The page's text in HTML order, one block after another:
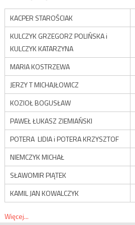
KACPER STAROŚCIAK
KULCZYK GRZEGORZ POLIŃSKA i
KULCZYK KATARZYNA
MARIA KOSTRZEWA
JERZY T MICHAJŁOWICZ
KOZIOŁ BOGUSŁAW
PAWEŁ ŁUKASZ ZIEMIAŃSKI
POTERA LIDIA i POTERA KRZYSZTOF
NIEMCZYK MICHAŁ
SŁAWOMIR PIĄTEK
KAMIL JAN KOWALCZYK
Więcej...